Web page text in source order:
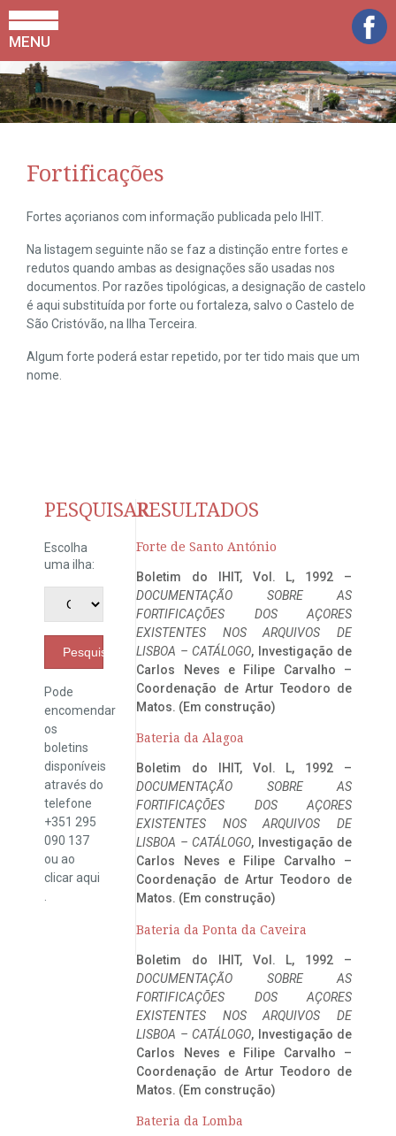
MENU
Fortificações
Fortes açorianos com informação publicada pelo IHIT.
Na listagem seguinte não se faz a distinção entre fortes e
redutos quando ambas as designações são usadas nos
documentos. Por razões tipológicas, a designação de castelo
é aqui substituída por forte ou fortaleza, salvo o Castelo de
São Cristóvão, na Ilha Terceira.
Algum forte poderá estar repetido, por ter tido mais que um
nome.
PESQUISAR
Escolha
uma ilha:
Pesquisar
Pode
encomendar
os
boletins
disponíveis
através do
telefone
+351 295
090 137
ou ao
clicaraqui
RESULTADOS
Forte de Santo António
Boletim do IHIT, Vol. L, 1992 –
DOCUMENTAÇÃO SOBRE AS
FORTIFICAÇÕES DOS AÇORES
EXISTENTES NOS ARQUIVOS DE
LISBOA – CATÁLOGO, Investigação de
Carlos Neves e Filipe Carvalho –
Coordenação de Artur Teodoro de
Matos. (Em construção)
Bateria da Alagoa
Boletim do IHIT, Vol. L, 1992 –
DOCUMENTAÇÃO SOBRE AS
FORTIFICAÇÕES DOS AÇORES
EXISTENTES NOS ARQUIVOS DE
LISBOA – CATÁLOGO, Investigação de
Carlos Neves e Filipe Carvalho –
Coordenação de Artur Teodoro de
Matos. (Em construção)
Bateria da Ponta da Caveira
Boletim do IHIT, Vol. L, 1992 –
DOCUMENTAÇÃO SOBRE AS
FORTIFICAÇÕES DOS AÇORES
EXISTENTES NOS ARQUIVOS DE
LISBOA – CATÁLOGO, Investigação de
Carlos Neves e Filipe Carvalho –
Coordenação de Artur Teodoro de
Matos. (Em construção)
Bateria da Lomba